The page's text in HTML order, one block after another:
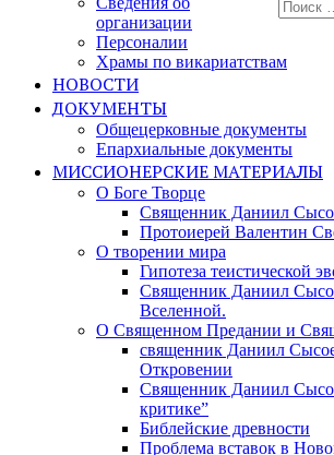
Искать:
организации
Персоналии
Храмы по викариатствам
НОВОСТИ
ДОКУМЕНТЫ
Общецерковные документы
Епархиальные документы
МИССИОНЕРСКИЕ МАТЕРИАЛЫ
О Боге Творце
Священник Даниил
Протоиерей Валентин
О творении мира
Гипотеза теистической
Священник Даниил
Вселенной.
О Священном Предании и
священник Даниил
Откровении
Священник Даниил
критике”
Библейские древности
Проблема вставок в